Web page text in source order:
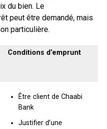
du bien. Le
peut être demandé, mais
particulière.
Conditions d’emprunt
Être client de Chaabi
Bank
Justifier d’une